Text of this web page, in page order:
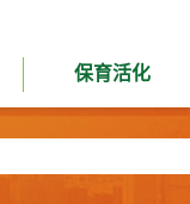
保育活化